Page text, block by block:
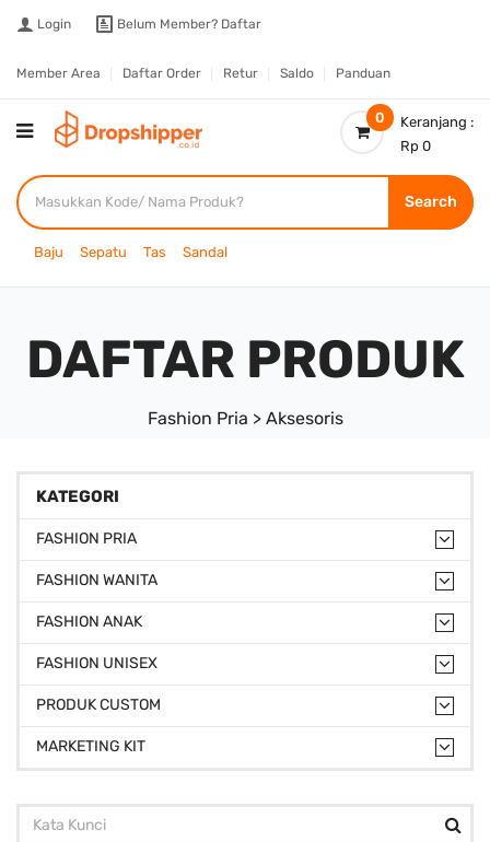
Login Belum Member? Daftar
Member Area Daftar Order Retur Saldo Panduan
0
Keranjang :
Rp 0
Search
Baju Sepatu Tas Sandal
DAFTAR PRODUK
Fashion Pria > Aksesoris
KATEGORI
FASHION PRIA
FASHION WANITA
FASHION ANAK
FASHION UNISEX
PRODUK CUSTOM
MARKETING KIT